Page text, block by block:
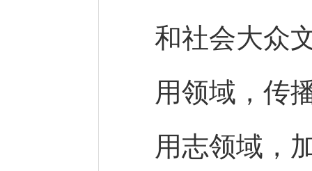
和社会大众
用领域，传
用志领域，